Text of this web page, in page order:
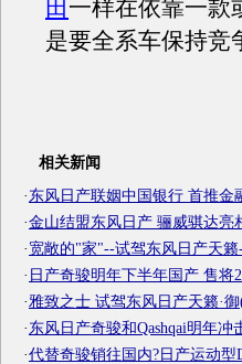
田 一样在依靠一款
是要全系车保持竞
相关新闻
·东风日产联姻中国银行 首推金
·金山结盟东风日产 骊威骐达亮
·宽敞的"家"--试驾东风日产天籁
· 日产奇骏明年下半年国产 售将
·雅致之士 试驾东风日产天籁·
·东风日产奇骏和Qashqai明年冲
·代替奇骏销往国内?日产运动型